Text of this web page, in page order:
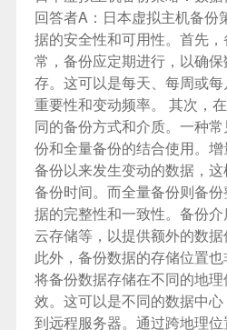
回答者A： 日本虚拟主机备份
据的安全性和可用性。首先
常，备份应定期进行，以确
存。这可以是每天、每周或
重要性和变动频率。 其次，
同的备份方式和介质。一种
份和全量备份的结合使用。
备份以来发生变动的数据，
备份时间。而全量备份则备
据的完整性和一致性。备份
云存储等，以提供额外的数据
此外，备份数据的存储位置
将备份数据存储在不同的地
效。这可以是不同的数据中
到远程服务器。通过跨地理